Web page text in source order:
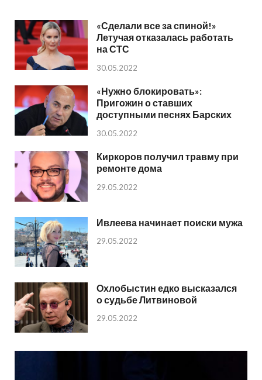
«Сделали все за спиной!»
Летучая отказалась работать
на СТС
30.05.2022
«Нужно блокировать»:
Пригожин о ставших
доступными песнях Барских
30.05.2022
Киркоров получил травму при
ремонте дома
29.05.2022
Ивлеева начинает поиски мужа
29.05.2022
Охлобыстин едко высказался
о судьбе Литвиновой
29.05.2022